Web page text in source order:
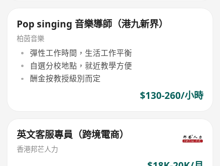
Pop singing 音樂導師（港九新界）
柏茵音樂
彈性工作時間，生活工作平衡
自選分校地點，就近教學方便
酬金按教授級別而定
$130-260/小時
英文客服專員（跨境電商）
香港邦芒人力